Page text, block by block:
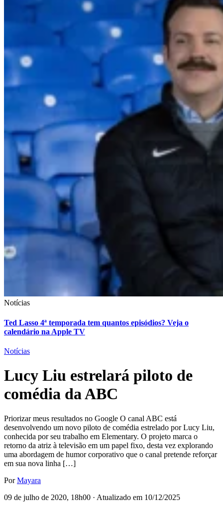
Notícias
Ted Lasso 4ª temporada tem quantos episódios? Veja o
calendário na Apple TV
Notícias
Lucy Liu estrelará piloto de
comédia da ABC
Priorizar meus resultados no Google O canal ABC está
desenvolvendo um novo piloto de comédia estrelado por Lucy Liu,
conhecida por seu trabalho em Elementary. O projeto marca o
retorno da atriz à televisão em um papel fixo, desta vez explorando
uma abordagem de humor corporativo que o canal pretende reforçar
em sua nova linha […]
PorMayara
09 de julho de 2020, 18h00 · Atualizado em 10/12/2025